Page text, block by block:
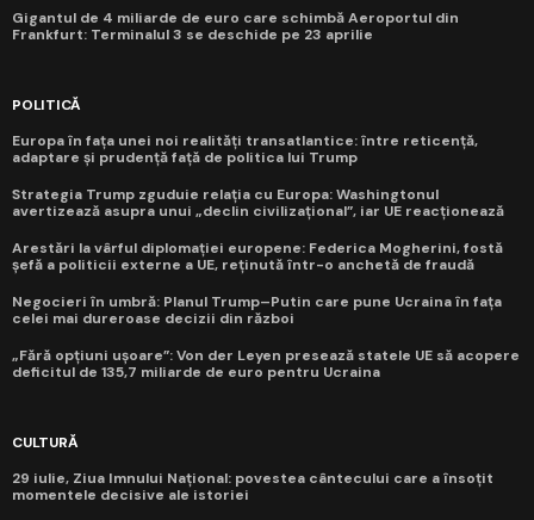
Gigantul de 4 miliarde de euro care schimbă Aeroportul din
Frankfurt: Terminalul 3 se deschide pe 23 aprilie
POLITICĂ
Europa în fața unei noi realități transatlantice: între reticență,
adaptare și prudență față de politica lui Trump
Strategia Trump zguduie relația cu Europa: Washingtonul
avertizează asupra unui „declin civilizațional”, iar UE reacționează
Arestări la vârful diplomației europene: Federica Mogherini, fostă
șefă a politicii externe a UE, reținută într-o anchetă de fraudă
Negocieri în umbră: Planul Trump–Putin care pune Ucraina în fața
celei mai dureroase decizii din război
„Fără opțiuni ușoare”: Von der Leyen presează statele UE să acopere
deficitul de 135,7 miliarde de euro pentru Ucraina
CULTURĂ
29 iulie, Ziua Imnului Național: povestea cântecului care a însoțit
momentele decisive ale istoriei